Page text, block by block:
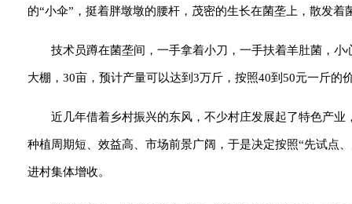
的“小伞”，挺着胖墩墩的腰杆，茂密的生长在菌垄上，散发着
技术员蹲在菌垄间，一手拿着小刀，一手扶着羊肚菌，
大棚，30亩，预计产量可以达到3万斤，按照40到50元一斤
近几年借着乡村振兴的东风，不少村庄发展起了特色产
种植周期短、效益高、市场前景广阔，于是决定按照“先试点
进村集体增收。